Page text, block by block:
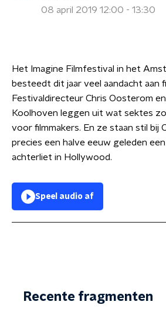
08 april 2019 12:00 - 13:30
Het Imagine Filmfestival in het
besteedt dit jaar veel aandacht aan
Festivaldirecteur Chris Oosterom
Koolhoven leggen uit wat sektes
voor filmmakers. En ze staan stil bij
precies een halve eeuw geleden
achterliet in Hollywood.
Speel audio af
Recente fragmenten